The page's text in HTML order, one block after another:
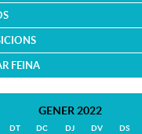
FEINA
GENER 2022
DT DC DJ DV DS